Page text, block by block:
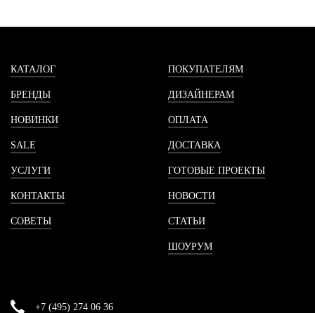
КАТАЛОГ
БРЕНДЫ
НОВИНКИ
SALE
УСЛУГИ
КОНТАКТЫ
СОВЕТЫ
ПОКУПАТЕЛЯМ
ДИЗАЙНЕРАМ
ОПЛАТА
ДОСТАВКА
ГОТОВЫЕ ПРОЕКТЫ
НОВОСТИ
СТАТЬИ
ШОУРУМ
+7 (495) 274 06 36